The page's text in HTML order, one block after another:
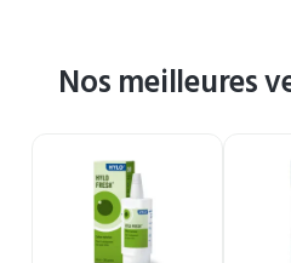
Nos meilleures